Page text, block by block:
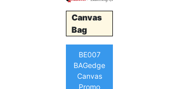
Canvas
Bag
BE007
BAGedge
Canvas
Promo